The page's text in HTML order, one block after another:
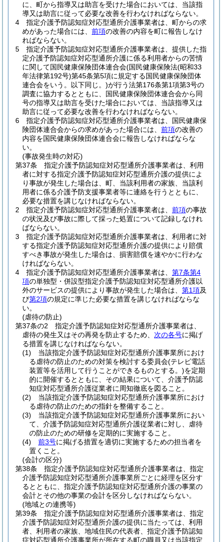
に、町から指導又は助言を受けた場合においては、当該指
導又は助言に従って必要な改善を行わなければならない。
4
指定介護予防認知症対応型通所介護事業者は、町からの求
めがあった場合には、 前項の改善の内容を町に報告しなけ
ればならない。
5
指定介護予防認知症対応型通所介護事業者は、提供した指
定介護予防認知症対応型通所介護に係る利用者からの苦情
に関して国民健康保険団体連合会(国民健康保険法(昭和33
年法律第192号)第45条第5項に規定する国民健康保険団体
連合会をいう。以下同じ。)が行う法第176条第1項第3号の
調査に協力するとともに、国民健康保険団体連合会から同
号の指導又は助言を受けた場合においては、当該指導又は
助言に従って必要な改善を行わなければならない。
6
指定介護予防認知症対応型通所介護事業者は、国民健康保
険団体連合会からの求めがあった場合には、 前項の改善の
内容を国民健康保険団体連合会に報告しなければならな
い。
(事故発生時の対応)
第37条
指定介護予防認知症対応型通所介護事業者は、利用
者に対する指定介護予防認知症対応型通所介護の提供によ
り事故が発生した場合は、町、当該利用者の家族、当該利
用者に係る介護予防支援事業者等に連絡を行うとともに、
必要な措置を講じなければならない。
2
指定介護予防認知症対応型通所介護事業者は、 前項の事故
の状況及び事故に際して採った処置について記録しなけれ
ばならない。
3
指定介護予防認知症対応型通所介護事業者は、利用者に対
する指定介護予防認知症対応型通所介護の提供により賠償
すべき事故が発生した場合は、損害賠償を速やかに行わな
ければならない。
4
指定介護予防認知症対応型通所介護事業者は、 第7条第4
項の単独型・併設型指定介護予防認知症対応型通所介護以
外のサービスの提供により事故が発生した場合は、 第1項及
び第2項の規定に準じた必要な措置を講じなければならな
い。
(虐待の防止)
第37条の2
指定介護予防認知症対応型通所介護事業者は、
虐待の発生又はその再発を防止するため、 次の各号に掲げ
る措置を講じなければならない。
(1)
当該指定介護予防認知症対応型通所介護事業所におけ
る虐待の防止のための対策を検討する委員会(テレビ電話
装置等を活用して行うことができるものとする。)を定期
的に開催するとともに、その結果について、介護予防認
知症対応型通所介護従業者に周知徹底を図ること。
(2)
当該指定介護予防認知症対応型通所介護事業所におけ
る虐待の防止のための指針を整備すること。
(3)
当該指定介護予防認知症対応型通所介護事業所におい
て、介護予防認知症対応型通所介護従業者に対し、虐待
の防止のための研修を定期的に実施すること。
(4)
前3号に掲げる措置を適切に実施するための担当者を
置くこと。
(会計の区分)
第38条
指定介護予防認知症対応型通所介護事業者は、指定
介護予防認知症対応型通所介護事業所ごとに経理を区分す
るとともに、指定介護予防認知症対応型通所介護の事業の
会計とその他の事業の会計を区分しなければならない。
(地域との連携等)
第39条
指定介護予防認知症対応型通所介護事業者は、指定
介護予防認知症対応型通所介護の提供に当たっては、利用
者、利用者の家族、地域住民の代表者、指定介護予防認知
症対応型通所介護事業所が所在する町の職員又は当該指定